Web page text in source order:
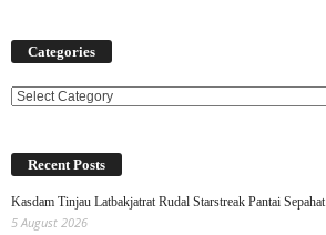
Categories
Categories
Recent Posts
Kasdam Tinjau Latbakjatrat Rudal Starstreak Pantai Sepahat
5 August 2026